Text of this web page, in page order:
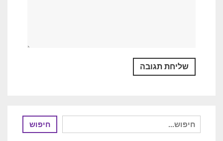
חיפוש
עבור:
חיפוש